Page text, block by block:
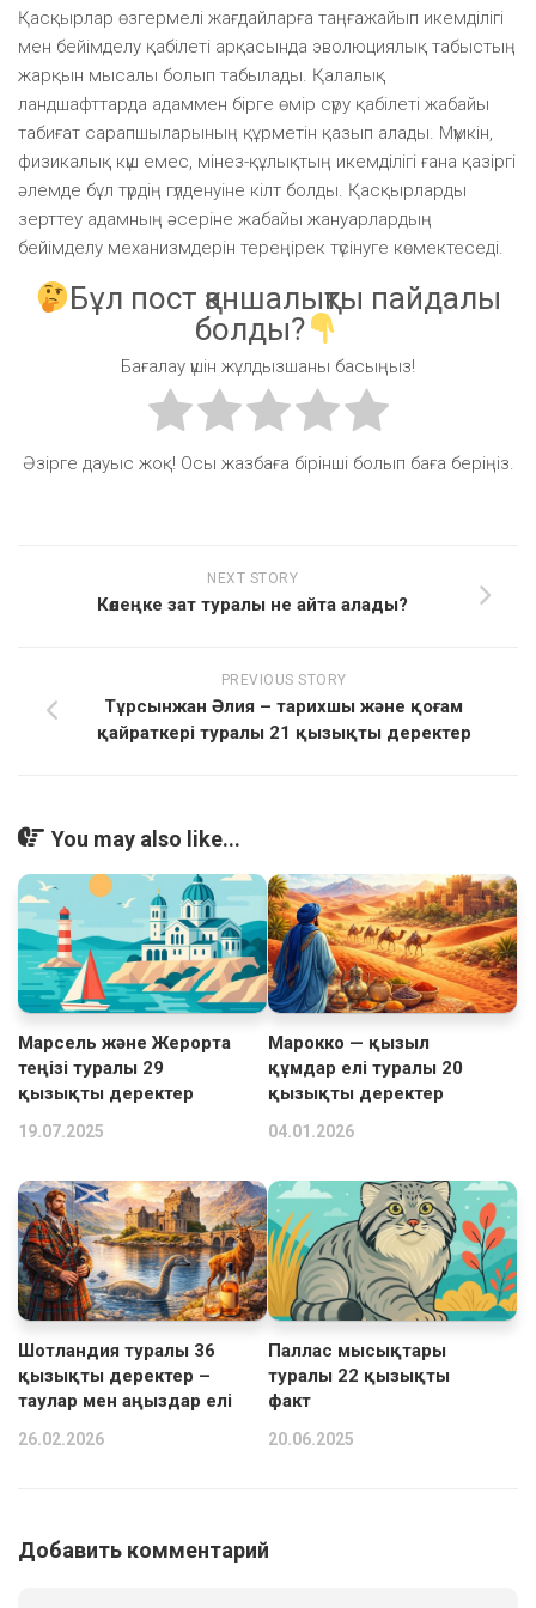
Қасқырлар өзгермелі жағдайларға таңғажайып икемділігі
мен бейімделу қабілеті арқасында эволюциялық табыстың
жарқын мысалы болып табылады. Қалалық
ландшафттарда адаммен бірге өмір сүру қабілеті жабайы
табиғат сарапшыларының құрметін қазып алады. Мүмкін,
физикалық күш емес, мінез-құлықтың икемділігі ғана қазіргі
әлемде бұл түрдің гүлденуіне кілт болды. Қасқырларды
зерттеу адамның әсеріне жабайы жануарлардың
бейімделу механизмдерін тереңірек түсінуге көмектеседі.
Бұл пост қаншалықты пайдалы
болды?
Бағалау үшін жұлдызшаны басыңыз!
Әзірге дауыс жоқ! Осы жазбаға бірінші болып баға беріңіз.
NEXT STORY
Көлеңке зат туралы не айта алады?
PREVIOUS STORY
Тұрсынжан Әлия – тарихшы және қоғам
қайраткері туралы 21 қызықты деректер
You may also like...
Марсель және Жерорта
теңізі туралы 29
қызықты деректер
19.07.2025
Марокко — қызыл
құмдар елі туралы 20
қызықты деректер
04.01.2026
Шотландия туралы 36
қызықты деректер –
таулар мен аңыздар елі
26.02.2026
Паллас мысықтары
туралы 22 қызықты
факт
20.06.2025
Добавить комментарий